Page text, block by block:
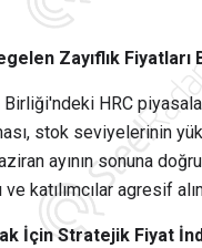
Zayıflık Fiyatları
Birliği'ndeki HRC
stok seviyelerinin
ayının sonuna
katılımcılar agresif
İçin Stratejik Fiyat